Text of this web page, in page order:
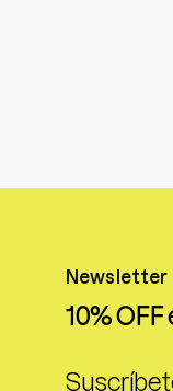
Newsletter
10%